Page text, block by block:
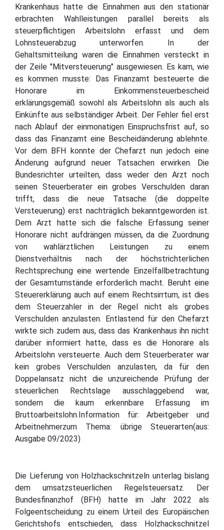
Krankenhaus hatte die Einnahmen aus den stationär
erbrachten Wahlleistungen parallel bereits als
steuerpflichtigen Arbeitslohn erfasst und dem
Lohnsteuerabzug unterworfen. In der
Gehaltsmitteilung waren die Einnahmen versteckt in
der Zeile "Mitversteuerung" ausgewiesen. Es kam, wie
es kommen musste: Das Finanzamt besteuerte die
Honorare im Einkommensteuerbescheid
erklärungsgemäß sowohl als Arbeitslohn als auch als
Einkünfte aus selbständiger Arbeit. Der Fehler fiel erst
nach Ablauf der einmonatigen Einspruchsfrist auf, so
dass das Finanzamt eine Bescheidänderung ablehnte.
Vor dem BFH konnte der Chefarzt nun jedoch eine
Änderung aufgrund neuer Tatsachen erwirken. Die
Bundesrichter urteilten, dass weder den Arzt noch
seinen Steuerberater ein grobes Verschulden daran
trifft, dass die neue Tatsache (die doppelte
Versteuerung) erst nachträglich bekanntgeworden ist.
Dem Arzt hatte sich die falsche Erfassung seiner
Honorare nicht aufdrängen müssen, da die Zuordnung
von wahlärztlichen Leistungen zu einem
Dienstverhältnis nach der höchstrichterlichen
Rechtsprechung eine wertende Einzelfallbetrachtung
der Gesamtumstände erforderlich macht. Beruht eine
Steuererklärung auch auf einem Rechtsirrtum, ist dies
dem Steuerzahler in der Regel nicht als grobes
Verschulden anzulasten. Entlastend für den Chefarzt
wirkte sich zudem aus, dass das Krankenhaus ihn nicht
darüber informiert hatte, dass es die Honorare als
Arbeitslohn versteuerte. Auch dem Steuerberater war
kein grobes Verschulden anzulasten, da für den
Doppelansatz nicht die unzureichende Prüfung der
steuerlichen Rechtslage ausschlaggebend war,
sondern die kaum erkennbare Erfassung im
Bruttoarbeitslohn.Information für: Arbeitgeber und
Arbeitnehmerzum Thema: übrige Steuerarten(aus:
Ausgabe 09/2023)
Die Lieferung von Holzhackschnitzeln unterlag bislang
dem umsatzsteuerlichen Regelsteuersatz. Der
Bundesfinanzhof (BFH) hatte im Jahr 2022 als
Folgeentscheidung zu einem Urteil des Europäischen
Gerichtshofs entschieden, dass Holzhackschnitzel